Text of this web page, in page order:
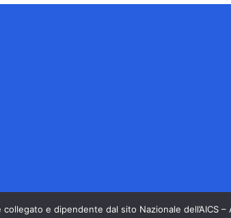
collegato e dipendente dal sito Nazionale